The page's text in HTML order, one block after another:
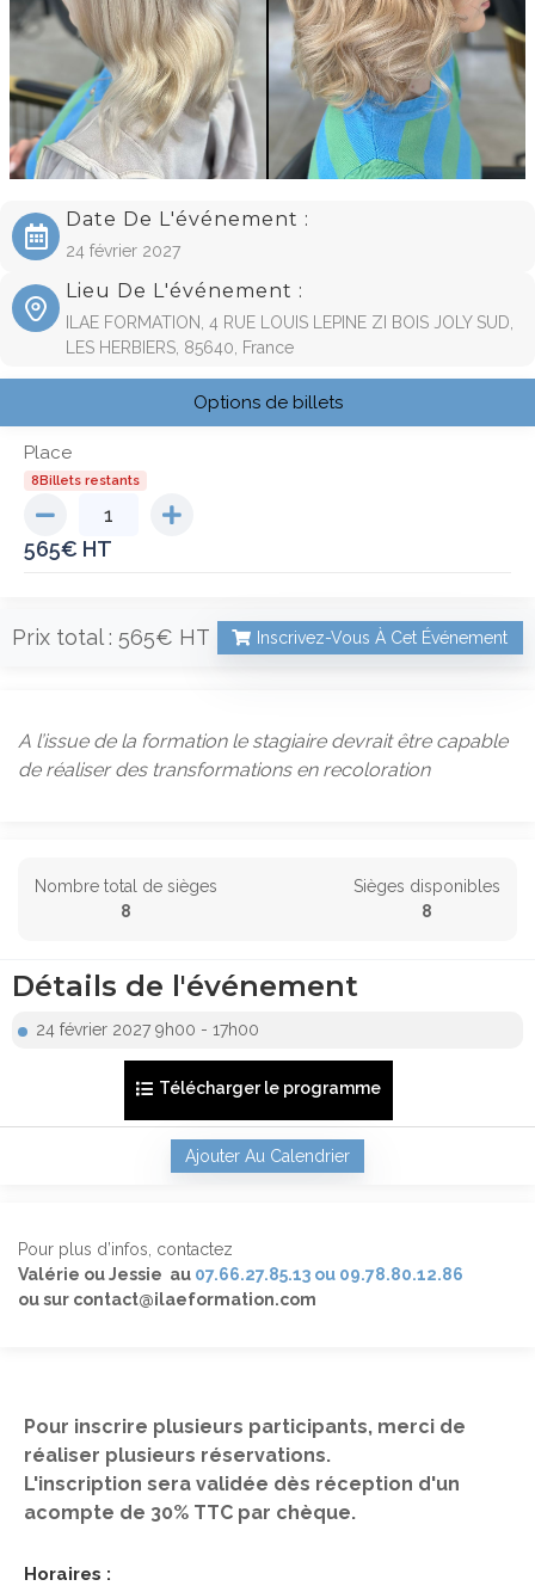
Date De L'événement :
24 février 2027
Lieu De L'événement :
ILAE FORMATION, 4 RUE LOUIS LEPINE ZI BOIS JOLY SUD,
LES HERBIERS, 85640, France
Options de billets
Place
8Billets restants
565€
Prix total : 565€ Inscrivez-Vous À Cet Événement
A l’issue de la formation le stagiaire devrait être capable
de réaliser des transformations en recoloration
Nombre total de sièges
8
Sièges disponibles
8
Détails de l'événement
24 février 2027 9h00 - 17h00
Télécharger le programme
Ajouter Au Calendrier
Pour plus d’infos, contactez
Valérie ou Jessie au 07.66.27.85.13 ou 09.78.80.12.86
ou sur contact@ilaeformation.com
Pour inscrire plusieurs participants, merci de
réaliser plusieurs réservations.
L'inscription sera validée dès réception d'un
acompte de 30% TTC par chèque.
Horaires :